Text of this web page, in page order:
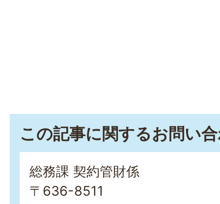
この記事に関するお問い
総務課 契約管財係
〒636-8511